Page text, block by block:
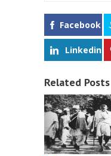
Facebook
Linkedin
Related Posts